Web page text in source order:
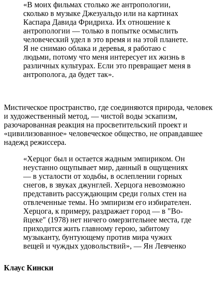
«В моих фильмах столько же антропологии,
сколько в музыке Дже­зуальдо или на картинах
Каспара Давида Фридриха. Их отношение к
антропологии — только в попытке осмыслить
чело­веческий удел в это время и на этой планете.
Я не снимаю облака и деревья, я работаю с
людьми, потому что меня интересует их жизнь в
различных культу­рах. Если это превращает меня в
антрополога, да будет так».
Мистическое пространство, где соединяются природа, человек
и художественный метод, — чистой воды эскапизм,
разочарованная реакция на просветительский проект и
«цивилизованное» человеческое общество, не оправдавшее
надежд режиссера.
«Херцог был и остается жадным эмпириком. Он
неустанно ощупывает мир, дан­ный в ощущениях
— в усталости от ходьбы, в ослеплении горных
снегов, в звуках джунглей. Херцога невозможно
представить рас­суждающим среди голых стен на
отвлеченные темы. Но эмпиризм его избирателен.
Херцога, к примеру, раздражает город — в "Во­
йцеке" (1978) нет ничего омерзительнее места, где
приходится жить главному герою, забитому
музыканту, бунтующему против мира чужих
вещей и чуждых удовольствий», — Ян Левченко
Клаус Кински